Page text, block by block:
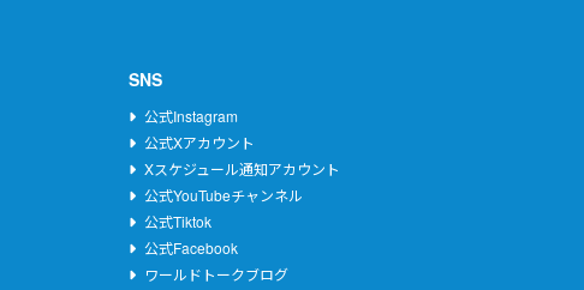
SNS
公式Instagram
公式Xアカウント
Xスケジュール通知アカウント
公式YouTubeチャンネル
公式Tiktok
公式Facebook
ワールドトークブログ